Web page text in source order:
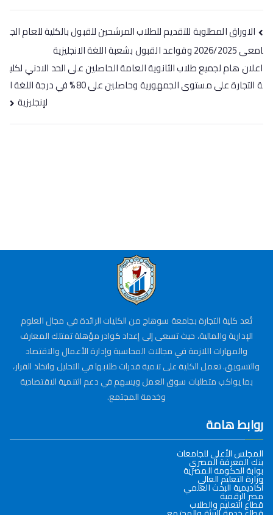
الاوراق المطلوبة للتقديم للطلاب المرشحين للقبول بالكلية للعام الج
امعى 2026/2025 وقواعد القبول بشعبة اللغة الانجليزية
اعلان هام لجميع طلاب الثانوية العامة الحاصلين على الحد الادني لكلي
ة التجارة على مستوى الجمهورية وحاصلين على 80% في درجة اللغة ا
لإنجليزية
تُعد كلية التجارة بجامعة سوهاج من الكليات الرائدة في مجال العلوم
الإدارية والمالية، حيث تسعى إلى إعداد كوادر مؤهلة تمتلك المعارف
والمهارات اللازمة في مجالات المحاسبة وإدارة الأعمال والاقتصاد
والتسويق. تعمل الكلية على تنمية قدرات طلابها في التحليل واتخاذ القرار،
بما يواكب متطلبات سوق العمل ويسهم في دعم التنمية الاقتصادية
وخدمة المجتمع.
روابط هامة
المجلس الأعلى للجامعات
بنك المعرفة المصري
بوابة الحكومة المصرية
وزارة التعليم العالي
أكاديمية البحث العلمي
مصر الرقمية
قطاع التعليم والطلاب